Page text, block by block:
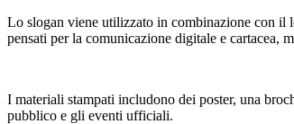
Lo slogan viene utilizzato in combinazione con il
pensati per la comunicazione digitale e cartacea,
I materiali stampati includono dei poster, una
pubblico e gli eventi ufficiali.